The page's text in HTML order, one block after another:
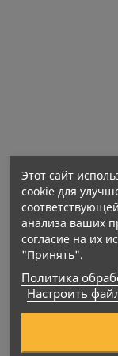
→
Этот сайт
cookie для
анализа ваших
согласие на их
"Принять".
Политика
Настроить